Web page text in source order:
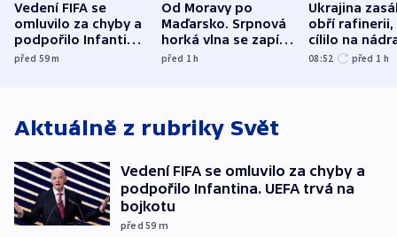
Vedení FIFA se
omluvilo za chyby a
podpořilo Infantina.
UEFA trvá na
před 59m
Od Moravy po
Maďarsko. Srpnová
horká vlna se zapíše
do dějin
před 1h
Ukrajina
obří rafinerii,
cílilo na
autobus
08:52 před 1 h
Aktuálně z rubriky Svět
Vedení FIFA se omluvilo za chyby a
podpořilo Infantina. UEFA trvá na
bojkotu
před 59 m